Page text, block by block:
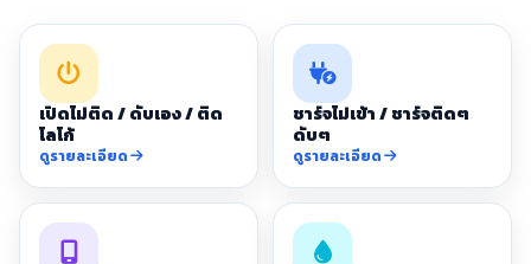
เปิดไม่ติด / ดับเอง / ติด
โลโก้
ดูรายละเอียด
ชาร์จไม่เข้า / ชาร์จติดๆ
ดับๆ
ดูรายละเอียด